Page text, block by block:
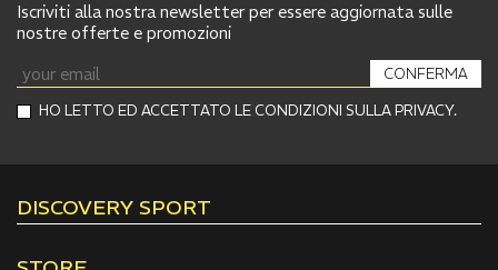
Iscriviti alla nostra newsletter per essere aggiornata sulle
nostre offerte e promozioni
HO LETTO ED ACCETTATO LE CONDIZIONI SULLA PRIVACY.
CONFERMA
DISCOVERY SPORT